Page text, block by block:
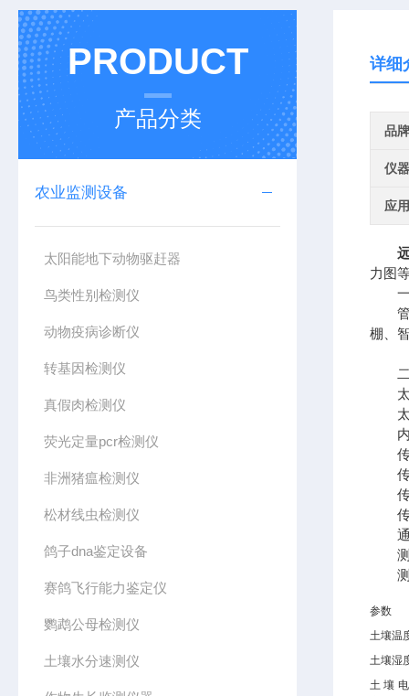
PRODUCT
产品分类
农业监测设备
太阳能地下动物驱赶器
鸟类性别检测仪
动物疫病诊断仪
转基因检测仪
真假肉检测仪
荧光定量pcr检测仪
非洲猪瘟检测仪
松材线虫检测仪
鸽子dna鉴定设备
赛鸽飞行能力鉴定仪
鹦鹉公母检测仪
土壤水分速测仪
详细
品牌
仪
应
力图
一
管式
棚、
二
太
太
内
传
传
传
传
通
测
测量
参数
土壤温
土壤湿
土壤